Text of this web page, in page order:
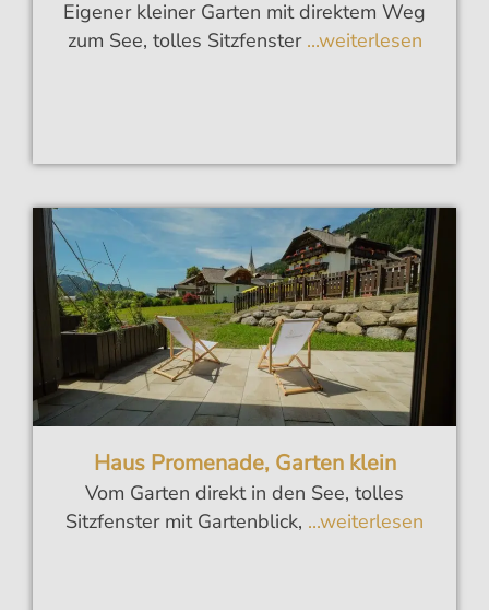
Eigener kleiner Garten mit direktem Weg
zum See, tolles Sitzfenster...weiterlesen
Haus Promenade, Garten klein
Vom Garten direkt in den See, tolles
Sitzfenster mit Gartenblick, ...weiterlesen